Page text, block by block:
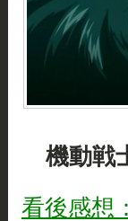
機動戦
看後感想：